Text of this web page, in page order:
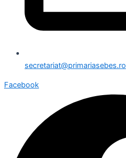
secretariat@primariasebes.ro
Facebook